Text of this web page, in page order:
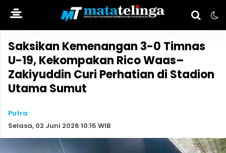
Saksikan Kemenangan 3-0 Timnas
U-19, Kekompakan Rico Waas–
Zakiyuddin Curi Perhatian di Stadion
Utama Sumut
Putra
Selasa, 02 Juni 2026 10:15 WIB